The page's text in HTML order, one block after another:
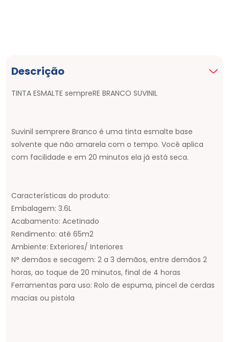
Fita Crepe Uso Geral 18mmx50m Norton
Rolo Espuma 4065 5cm Atlas - 4065
Espatula Plastica Lisa 15010 10cm Atlas -
15010
R$ ,86
Massa Corrida 1.4kg Suvinil - 50687536
R$16, 39
Descrição
TINTA ESMALTE sempreRE BRANCO SUVINIL
Suvinil semprere Branco é uma tinta esmalte base
solvente que não amarela com o tempo. Você aplica
com facilidade e em 20 minutos ela já está seca.
Características do produto:
Embalagem: 3.6L
Acabamento: Acetinado
Rendimento: até 65m2
Ambiente: Exteriores/ Interiores
N° demãos e secagem: 2 a 3 demãos, entre demãos 2
horas, ao toque de 20 minutos, final de 4 horas
Ferramentas para uso: Rolo de espuma, pincel de cerdas
macias ou pistola